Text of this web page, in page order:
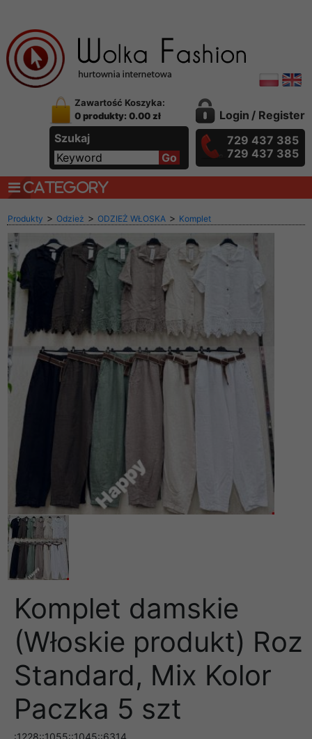
Zawartość Koszyka:
0 produkty: 0.00 zł
Szukaj
Login / Register
729 437 385
729 437 385
CATEGORY
Produkty > Odzież > ODZIEŻ WŁOSKA > Komplet
Komplet damskie
(Włoskie produkt) Roz
Standard, Mix Kolor
Paczka 5 szt
:1228::1055::1045::6314